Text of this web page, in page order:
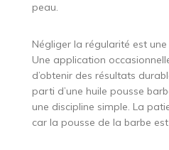
peau.
Négliger la régularité est
Une application
d’obtenir des résultats
parti d’une huile pousse
une discipline simple. La
car la pousse de la barbe